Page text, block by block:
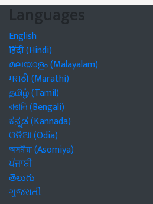
Languages
English
हिंदी (Hindi)
മലയാളം (Malayalam)
मराठी (Marathi)
தமிழ் (Tamil)
বাঙালি (Bengali)
ಕನ್ನಡ (Kannada)
ଓଡିଆ (Odia)
অসমীয়া (Asomiya)
ਪੰਜਾਬੀ
తెలుగు
ગુજરાતી